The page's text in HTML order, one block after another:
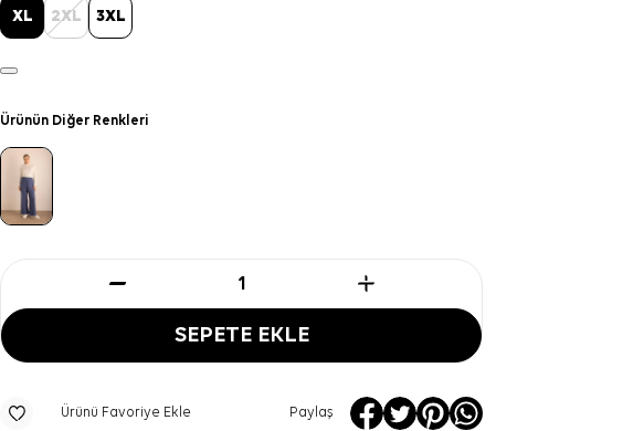
XL 2XL 3XL
Ürünün Diğer Renkleri
SEPETE EKLE
Ürünü Favoriye Ekle Paylaş